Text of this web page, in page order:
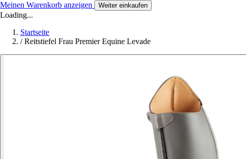
Meinen Warenkorb anzeigen Weiter einkaufen
Loading...
Startseite
/ Reitstiefel Frau Premier Equine Levade